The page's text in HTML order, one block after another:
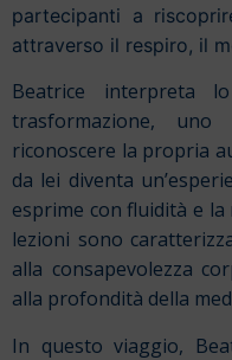
partecipanti a
attraverso il respiro, il
Beatrice interpreta
trasformazione,
riconoscere la propria
da lei diventa
esprime con fluidità e
lezioni sono
alla consapevolezza
alla profondità della
In questo viaggio,